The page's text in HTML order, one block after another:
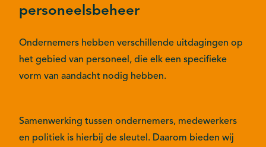
personeelsbeheer
Ondernemers hebben verschillende uitdagingen op
het gebied van personeel, die elk een specifieke
vorm van aandacht nodig hebben.
Samenwerking tussen ondernemers, medewerkers
en politiek is hierbij de sleutel. Daarom bieden wij